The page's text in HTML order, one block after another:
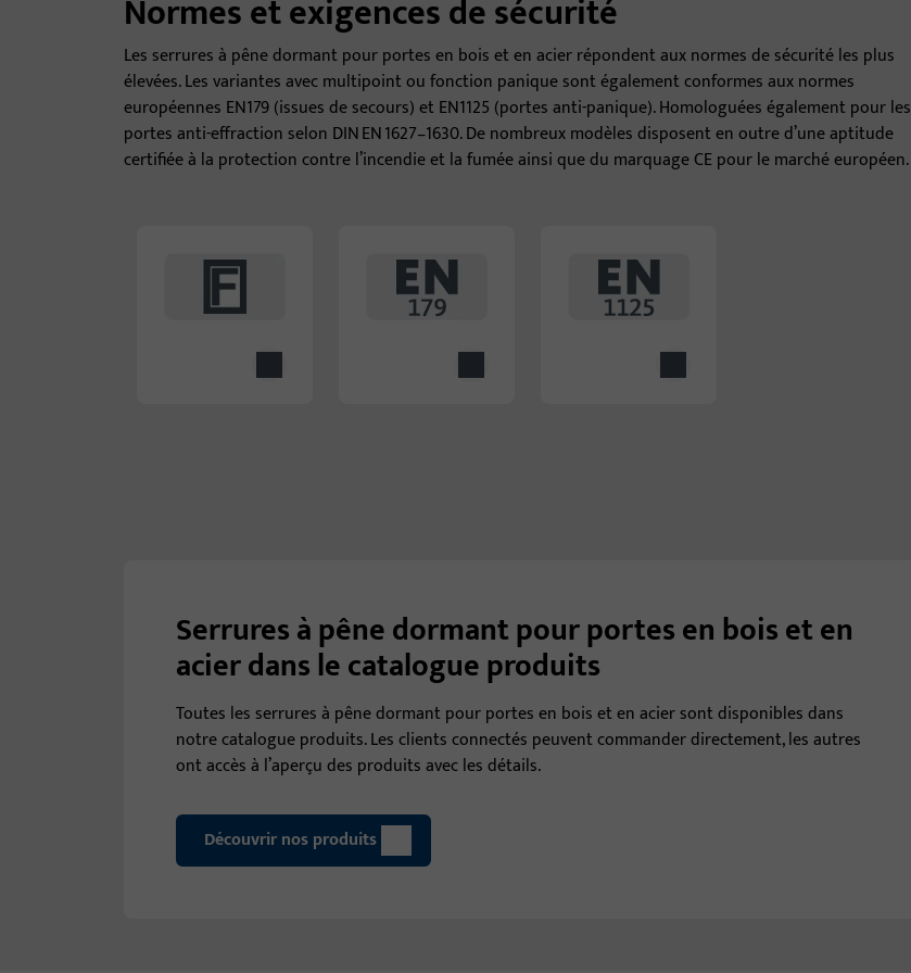
Normes et exigences de sécurité
Les serrures à pêne dormant pour portes en bois et en acier répondent aux normes de sécurité les plus
élevées. Les variantes avec multipoint ou fonction panique sont également conformes aux normes
européennes EN179 (issues de secours) et EN1125 (portes anti-panique). Homologuées également pour les
portes anti-effraction selon DIN EN 1627–1630. De nombreux modèles disposent en outre d’une aptitude
certifiée à la protection contre l’incendie et la fumée ainsi que du marquage CE pour le marché européen.
Serrures à pêne dormant pour portes en bois et en
acier dans le catalogue produits
Toutes les serrures à pêne dormant pour portes en bois et en acier sont disponibles dans
notre catalogue produits. Les clients connectés peuvent commander directement, les autres
ont accès à l’aperçu des produits avec les détails.
Découvrir nos produits